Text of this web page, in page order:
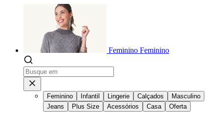
Feminino Feminino
Feminino Infantil Lingerie Calçados
Masculino
Jeans
Plus Size Acessórios Casa Oferta